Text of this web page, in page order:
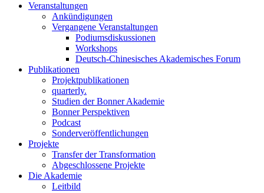
Veranstaltungen
Ankündigungen
Vergangene Veranstaltungen
Podiumsdiskussionen
Workshops
Deutsch-Chinesisches Akademisches Forum
Publikationen
Projektpublikationen
quarterly.
Studien der Bonner Akademie
Bonner Perspektiven
Podcast
Sonderveröffentlichungen
Projekte
Transfer der Transformation
Abgeschlossene Projekte
Die Akademie
Leitbild